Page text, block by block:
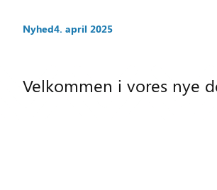
Nyhed4. april 2025
Velkommen i vores nye